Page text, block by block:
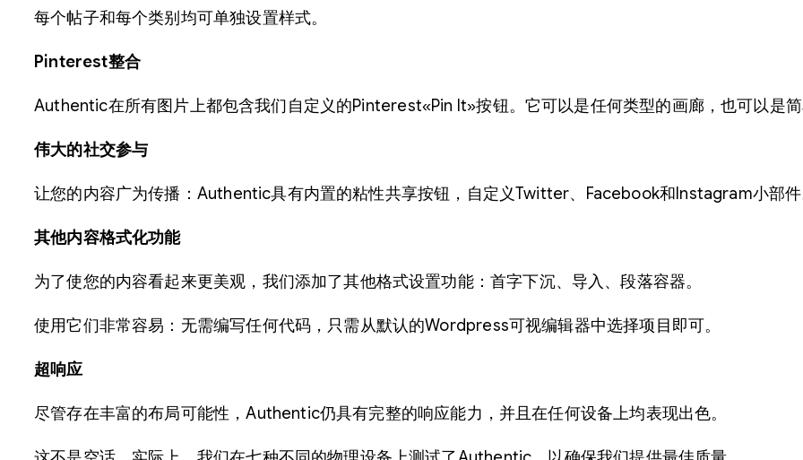
每个帖子和每个类别均可单独设置样式。
Pinterest整合
Authentic在所有图片上都包含我们自定义的Pinterest«Pin It»按钮。它可以是任何类型的画廊，也可以是简
伟大的社交参与
让您的内容广为传播：Authentic具有内置的粘性共享按钮，自定义Twitter、Facebook和Instagram小部件
其他内容格式化功能
为了使您的内容看起来更美观，我们添加了其他格式设置功能：首字下沉、导入、段落容器。
使用它们非常容易：无需编写任何代码，只需从默认的Wordpress可视编辑器中选择项目即可。
超响应
尽管存在丰富的布局可能性，Authentic仍具有完整的响应能力，并且在任何设备上均表现出色。